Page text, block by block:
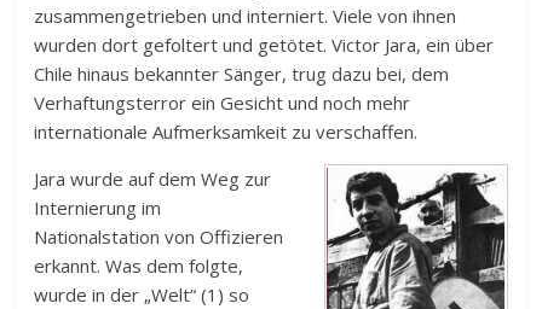
zusammengetrieben und interniert. Viele von ihnen
wurden dort gefoltert und getötet. Victor Jara, ein über
Chile hinaus bekannter Sänger, trug dazu bei, dem
Verhaftungsterror ein Gesicht und noch mehr
internationale Aufmerksamkeit zu verschaffen.
Jara wurde auf dem Weg zur
Internierung im
Nationalstation von Offizieren
erkannt. Was dem folgte,
wurde in der „Welt“ (1) so